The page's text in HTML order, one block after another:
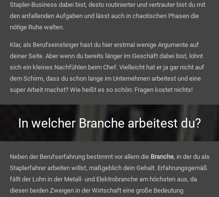
Stapler-Business dabei bist, desto routinierter und vertrauter bist du mit
den anfallenden Aufgaben und lässt auch in chaotischen Phasen die
nötige Ruhe walten.
Klar, als Berufseinsteiger hast du hier erstmal wenige Argumente auf
deiner Seite. Aber wenn du bereits länger im Geschäft dabei bist, lohnt
sich ein kleines Nachfühlen beim Chef. Vielleicht hat er ja gar nicht auf
dem Schirm, dass du schon lange im Unternehmen arbeitest und eine
super Arbeit machst? Wie heißt es so schön: Fragen kostet nichts!
In welcher Branche arbeitest du?
Neben der Berufserfahrung bestimmt vor allem die Branche, in der du als
Staplerfahrer arbeiten willst, maßgeblich dein Gehalt. Erfahrungsgemäß
fällt der Lohn in der Metall- und Elektrobranche am höchsten aus, da
diesen beiden Zweigen in der Wirtschaft eine große Bedeutung